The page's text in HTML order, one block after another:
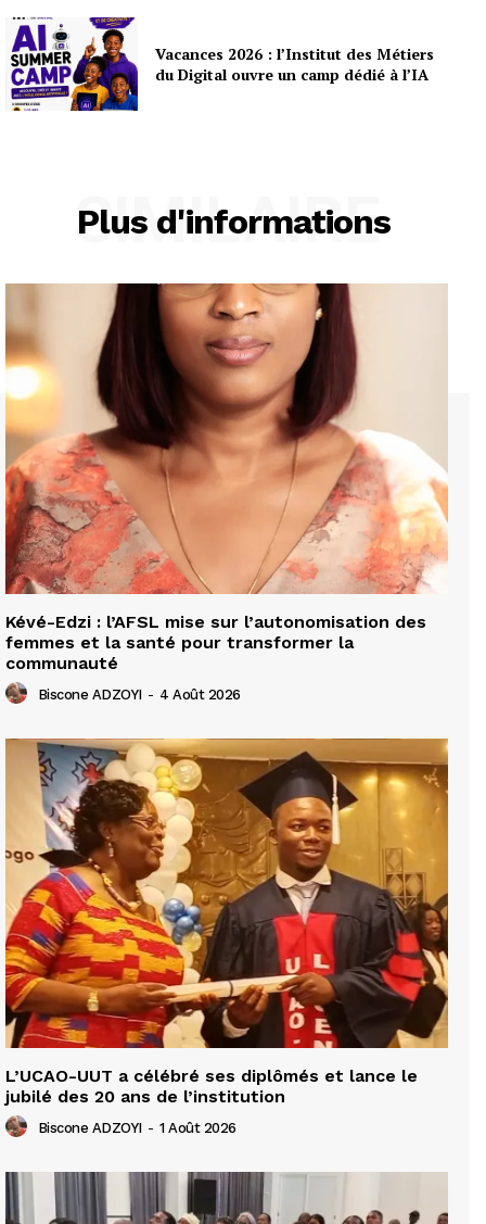
Vacances 2026 : l’Institut des Métiers
du Digital ouvre un camp dédié à l’IA
Plus d'informations
SIMILAIRE
Kévé-Edzi : l’AFSL mise sur l’autonomisation des
femmes et la santé pour transformer la
communauté
Biscone ADZOYI - 4 Août 2026
L’UCAO-UUT a célébré ses diplômés et lance le
jubilé des 20 ans de l’institution
Biscone ADZOYI - 1 Août 2026